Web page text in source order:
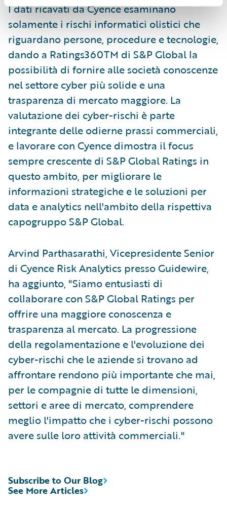
I dati ricavati da Cyence esaminano
solamente i rischi informatici olistici che
riguardano persone, procedure e tecnologie,
dando a Ratings360TM di S&P Global la
possibilità di fornire alle società conoscenze
nel settore cyber più solide e una
trasparenza di mercato maggiore. La
valutazione dei cyber-rischi è parte
integrante delle odierne prassi commerciali,
e lavorare con Cyence dimostra il focus
sempre crescente di S&P Global Ratings in
questo ambito, per migliorare le
informazioni strategiche e le soluzioni per
data e analytics nell'ambito della rispettiva
capogruppo S&P Global.
Arvind Parthasarathi, Vicepresidente Senior
di Cyence Risk Analytics presso Guidewire,
ha aggiunto, "Siamo entusiasti di
collaborare con S&P Global Ratings per
offrire una maggiore conoscenza e
trasparenza al mercato. La progressione
della regolamentazione e l'evoluzione dei
cyber-rischi che le aziende si trovano ad
affrontare rendono più importante che mai,
per le compagnie di tutte le dimensioni,
settori e aree di mercato, comprendere
meglio l'impatto che i cyber-rischi possono
avere sulle loro attività commerciali."
See More Articles
Subscribe to Our Blog